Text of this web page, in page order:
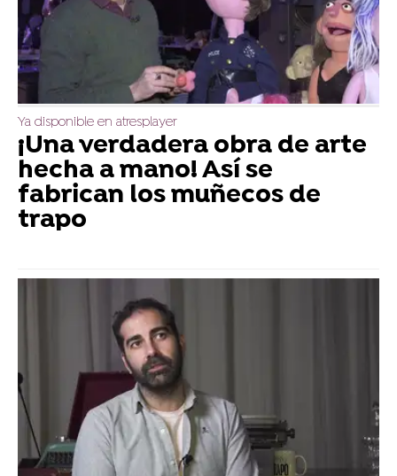
Ya disponible en atresplayer
¡Una verdadera obra de arte
hecha a mano! Así se
fabrican los muñecos de
trapo